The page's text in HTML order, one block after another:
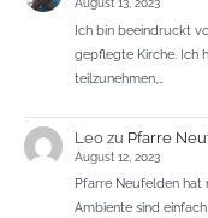
August 13, 2023
Ich bin beeindruckt
gepflegte Kirche. Ich
teilzunehmen,…
Leozu Pfarre
August 12, 2023
Pfarre Neufelden
Ambiente sind